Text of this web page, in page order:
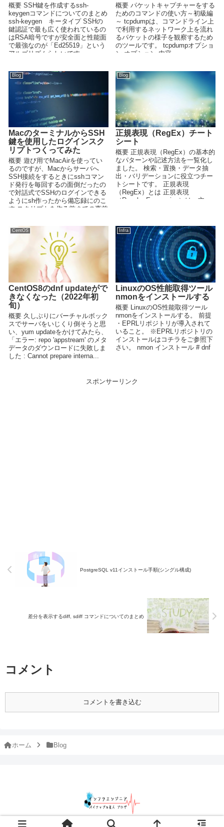
概要 SSH鍵を作成するssh-
keygenコマンドについてのまとめ
ssh-keygen キータイプ SSHの
鍵認証で最も広く使われているの
はRSA暗号ですが安全面と性能面
で最強なのが「Ed25519」という
アルゴリズムらしいです。...
概要 パケットキャプチャーをする
ためのコマンドの使い方～初級編
～ tcpdumpは、コマンドライン上
で利用するネットワーク上を流れ
るパケットの様子を観察するため
のツールです。 tcpdumpオプショ
ン オプション 内容...
Blog
MacのターミナルからSSH
鍵を使用したログインスク
リプトつくってみた
概要 遊び用でMacAirを使ってい
るのですが、Macからサーバへ
SSH接続をするときにsshコマン
ド発行を毎回するの面倒だったの
で対話式でSSHのログインできる
ようにsh作ったから備忘録にのこ
す スクリプトを作る前までの事前
Blog
正規表現（RegEx）チート
シート
概要 正規表現（RegEx）の基本的
なパターンや記述方法を一覧化し
ました。 検索・置換・データ抽
出・バリデーションに役立つチー
トシートです。 正規表現
（RegEx）とは 正規表現
（Regular Expression）は、文...
CentOS
CentOS8のdnf updateがで
きなくなった（2022年初
旬）
概要 久しぶりにバーチャルボック
スでサーバをいじくり倒そうと思
い、yum updateをかけてみたら、
「エラー: repo 'appstream' のメタ
データのダウンロードに失敗しま
した : Cannot prepare interna...
Infra
LinuxのOS性能取得ツール
nmonをインストールする
概要 LinuxのOS性能取得ツール
nmonをインストールする。 前提
・EPRLリポジトリが導入されて
いること。 ※EPRLリポジトリの
インストールはコチラをご参照下
さい。 nmon インストール # dnf
スポンサーリンク
PostgreSQL v11インストール手順(シングル構成)
差分を表示するdiff, sdiff コマンドについてのまとめ
コメント
コメントを書き込む
ホーム Blog